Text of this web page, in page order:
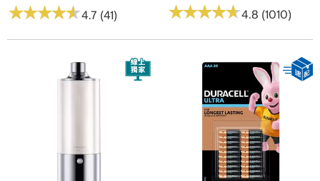
★★★★★
★★★★★4.7 (41) ★★★★★
★★★★★4.8 (1010)